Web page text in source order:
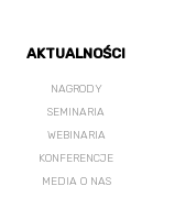
AKTUALNOŚCI
NAGRODY
SEMINARIA
WEBINARIA
KONFERENCJE
MEDIA O NAS